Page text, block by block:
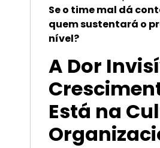
Se o time mal dá
quem sustentará o
nível?
A Dor
Está na